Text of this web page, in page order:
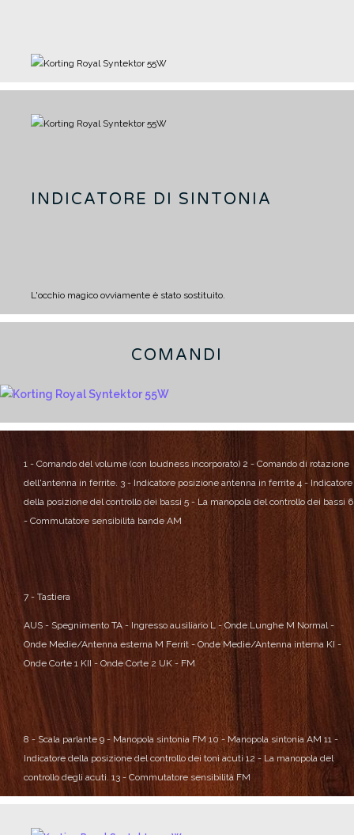
INDICATORE DI SINTONIA
L'occhio magico ovviamente è stato sostituito.
COMANDI
1 - Comando del volume (con loudness incorporato) 2 - Comando di rotazione
dell'antenna in ferrite. 3 - Indicatore posizione antenna in ferrite 4 - Indicatore
della posizione del controllo dei bassi 5 - La manopola del controllo dei bassi 6
- Commutatore sensibilità bande AM
7 - Tastiera
AUS - Spegnimento TA - Ingresso ausiliario L - Onde Lunghe M Normal -
Onde Medie/Antenna esterna M Ferrit - Onde Medie/Antenna interna KI -
Onde Corte 1 KII - Onde Corte 2 UK - FM
8 - Scala parlante 9 - Manopola sintonia FM 10 - Manopola sintonia AM 11 -
Indicatore della posizione del controllo dei toni acuti 12 - La manopola del
controllo degli acuti. 13 - Commutatore sensibilità FM